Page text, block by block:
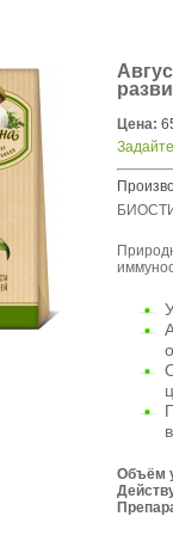
Цена:
Объём